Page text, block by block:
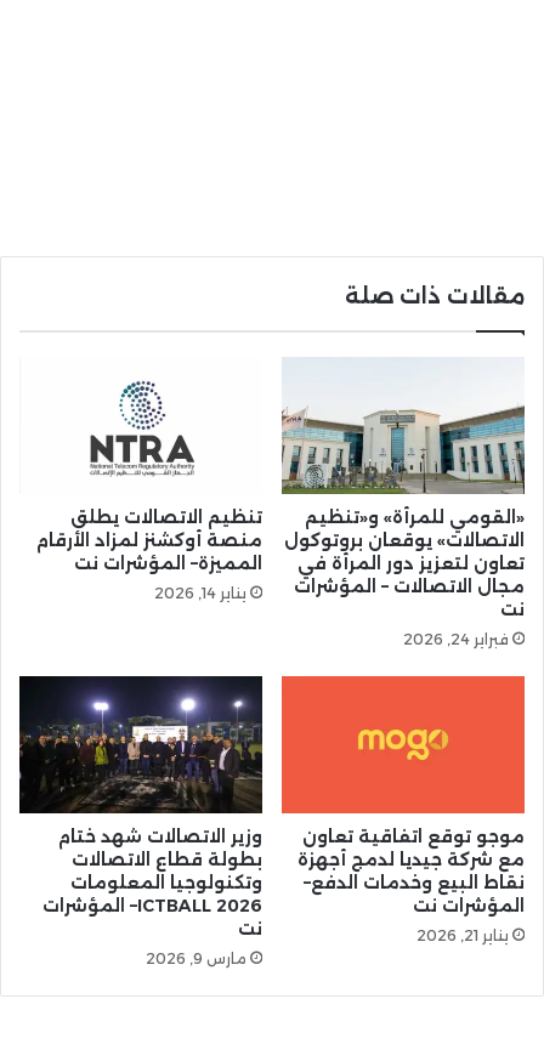
مقالات ذات صلة
«القومي للمرأة» و«تنظيم
الاتصالات» يوقعان بروتوكول
تعاون لتعزيز دور المرأة في
مجال الاتصالات – المؤشرات
نت
فبراير 24, 2026
تنظيم الاتصالات يطلق
منصة أوكشنز لمزاد الأرقام
المميزة– المؤشرات نت
يناير 14, 2026
موجو توقع اتفاقية تعاون
مع شركة جيديا لدمج أجهزة
نقاط البيع وخدمات الدفع–
المؤشرات نت
يناير 21, 2026
وزير الاتصالات شهد ختام
بطولة قطاع الاتصالات
وتكنولوجيا المعلومات
ICTBALL 2026– المؤشرات
نت
مارس 9, 2026